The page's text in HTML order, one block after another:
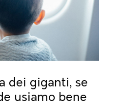
dei giganti, se
usiamo bene